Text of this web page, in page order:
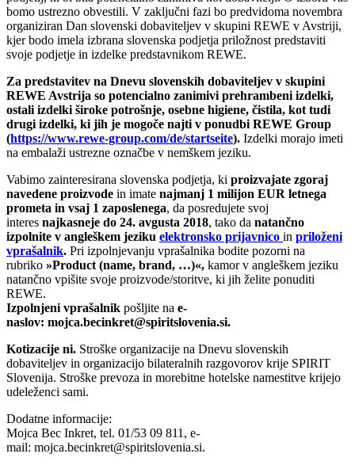
bomo ustrezno obvestili. V zaključni fazi bo predvidoma novembra
organiziran Dan slovenski dobaviteljev v skupini REWE v Avstriji,
kjer bodo imela izbrana slovenska podjetja priložnost predstaviti
svoje podjetje in izdelke predstavnikom REWE.
Za predstavitev na Dnevu slovenskih dobaviteljev v skupini
REWE Avstrija so potencialno zanimivi prehrambeni izdelki,
ostali izdelki široke potrošnje, osebne higiene, čistila, kot tudi
drugi izdelki, ki jih je mogoče najti v ponudbi REWE Group
(https://www.rewe-group.com/de/startseite). Izdelki morajo imeti
na embalaži ustrezne označbe v nemškem jeziku.
Vabimo zainteresirana slovenska podjetja, ki proizvajate zgoraj
navedene proizvode in imate najmanj 1 milijon EUR letnega
prometa in vsaj 1 zaposlenega, da posredujete svoj
interes najkasneje do 24. avgusta 2018, tako da natančno
izpolnite v angleškem jeziku elektronsko prijavnico in priloženi
vprašalnik. Pri izpolnjevanju vprašalnika bodite pozorni na
rubriko »Product (name, brand, …)«, kamor v angleškem jeziku
natančno vpišite svoje proizvode/storitve, ki jih želite ponuditi
REWE.
Izpolnjeni vprašalnik pošljite na e-
naslov: mojca.becinkret@spiritslovenia.si.
Kotizacije ni. Stroške organizacije na Dnevu slovenskih
dobaviteljev in organizacijo bilateralnih razgovorov krije SPIRIT
Slovenija. Stroške prevoza in morebitne hotelske namestitve krijejo
udeleženci sami.
Dodatne informacije:
Mojca Bec Inkret, tel. 01/53 09 811, e-
mail: mojca.becinkret@spiritslovenia.si.